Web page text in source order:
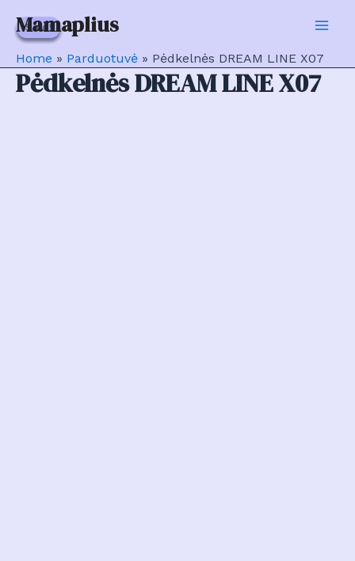
prieMamaplius
Home » Parduotuvė » Pėdkelnės DREAM LINE X07
Pėdkelnės DREAM LINE X07
Sale!
Sale!
Sale!
Sale!
Sale!
Sale!